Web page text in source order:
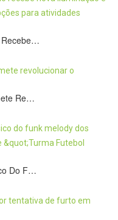
Recebe…
Re…
Do F…